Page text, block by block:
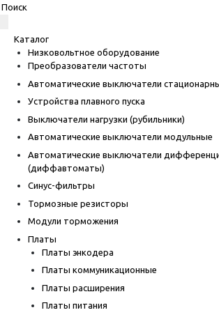
Каталог
Низковольтное оборудование
Преобразователи частоты
Автоматические выключатели
Устройства плавного пуска
Выключатели нагрузки (рубильники)
Автоматические выключатели модульные
Автоматические выключатели
(диффавтоматы)
Синус-фильтры
Тормозные резисторы
Модули торможения
Платы
Платы энкодера
Платы коммуникационные
Платы расширения
Платы питания